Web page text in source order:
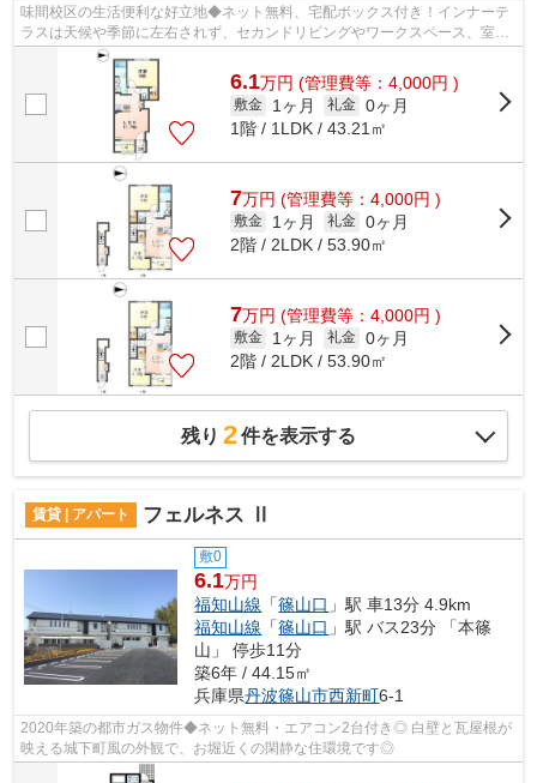
味間校区の生活便利な好立地◆ネット無料、宅配ボックス付き！インナーテ
ラスは天候や季節に左右されず、セカンドリビングやワークスペース、室内
干しなど様々な使い方が可能です◎
6.1万円 (管理費等：4,000円 )
敷金 1ヶ月 礼金 0ヶ月
1階 / 1LDK / 43.21㎡
7万円 (管理費等：4,000円 )
敷金 1ヶ月 礼金 0ヶ月
2階 / 2LDK / 53.90㎡
7万円 (管理費等：4,000円 )
敷金 1ヶ月 礼金 0ヶ月
2階 / 2LDK / 53.90㎡
残り 2件を表示する
賃貸 | アパート フェルネス Ⅱ
敷0
6.1万円
福知山線 「篠山口 」駅 車13分 4.9km
福知山線 「篠山口 」駅 バス23分 「本篠
山」 停歩11分
築6年 / 44.15㎡
兵庫県丹波篠山市西新町6-1
2020年築の都市ガス物件◆ネット無料・エアコン2台付き◎ 白壁と瓦屋根が
映える城下町風の外観で、お堀近くの閑静な住環境です◎